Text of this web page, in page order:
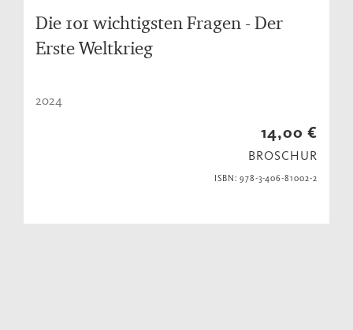
Die 101 wichtigsten Fragen - Der
Erste Weltkrieg
2024
14,00 €
BROSCHUR
ISBN: 978-3-406-81002-2